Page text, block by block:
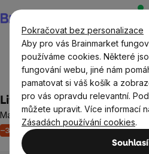
Pokračovat bez personalizace
Aby pro vás Brainmarket
používáme cookies. Některé
fungování webu, jiné nám
pamatovat si váš košík a
pro vás opravdu relevantní.
můžete upravit. Více informací
Zásadách používání cookies.
na
obsah
Přírodní kosmetika Péče o
Liftea Herbnasal, 10 g
Mast k péči o pokožku v okolí nosu
–31 % AkceVýprodej
hodnocení